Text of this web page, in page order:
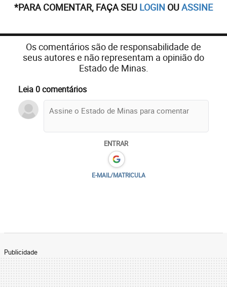
*PARA COMENTAR, FAÇA SEU LOGIN OUASSINE
Os comentários são de responsabilidade de
seus autores e não representam a opinião do
Estado de Minas.
Leia 0 comentários
ENTRAR
E-MAIL/MATRICULA
Publicidade